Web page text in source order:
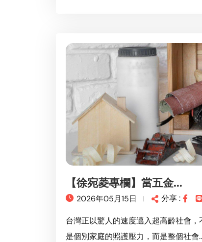
【徐宛菱專欄】當五金...
2026年05月15日 分享 :
台灣正以驚人的速度邁入超高齡社會，
是個別家庭的照護壓力，而是整個社會